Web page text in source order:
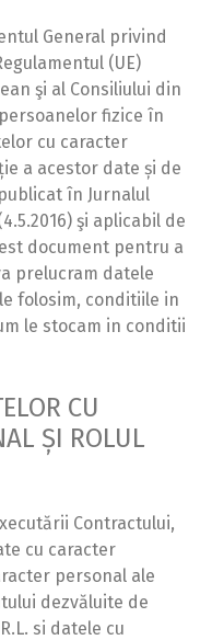
General privind
(UE)
şi al Consiliului din
fizice în
cu caracter
a acestor date și de
în Jurnalul
şi aplicabil de
document pentru a
prelucram datele
folosim, conditiile in
le stocam in conditii
CU
ȘI ROLUL
Contractului,
cu caracter
personal ale
dezvăluite de
si datele cu